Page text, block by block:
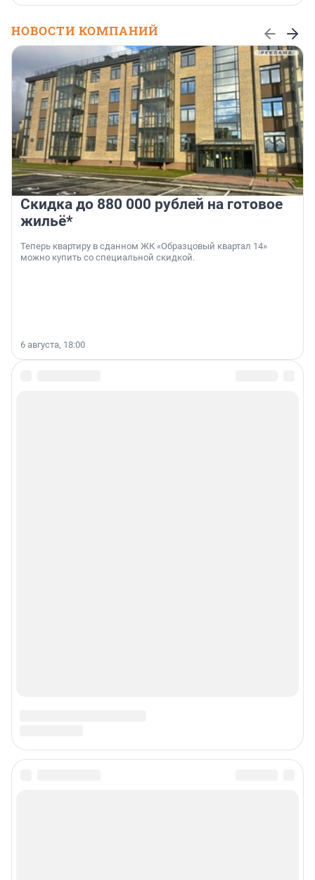
НОВОСТИ КОМПАНИЙ
Скидка до 880 000 рублей на готовое
жильё*
Теперь квартиру в сданном ЖК «Образцовый квартал 14»
можно купить со специальной скидкой.
6 августа, 18:00